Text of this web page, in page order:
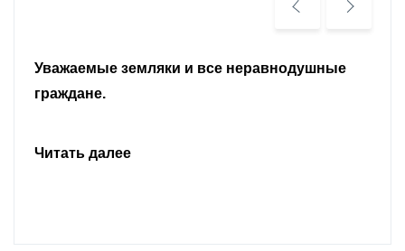
Уважаемые земляки и все неравнодушные
граждане.
Читать далее